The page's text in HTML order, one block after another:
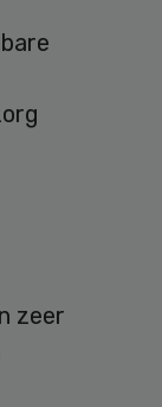
zeer